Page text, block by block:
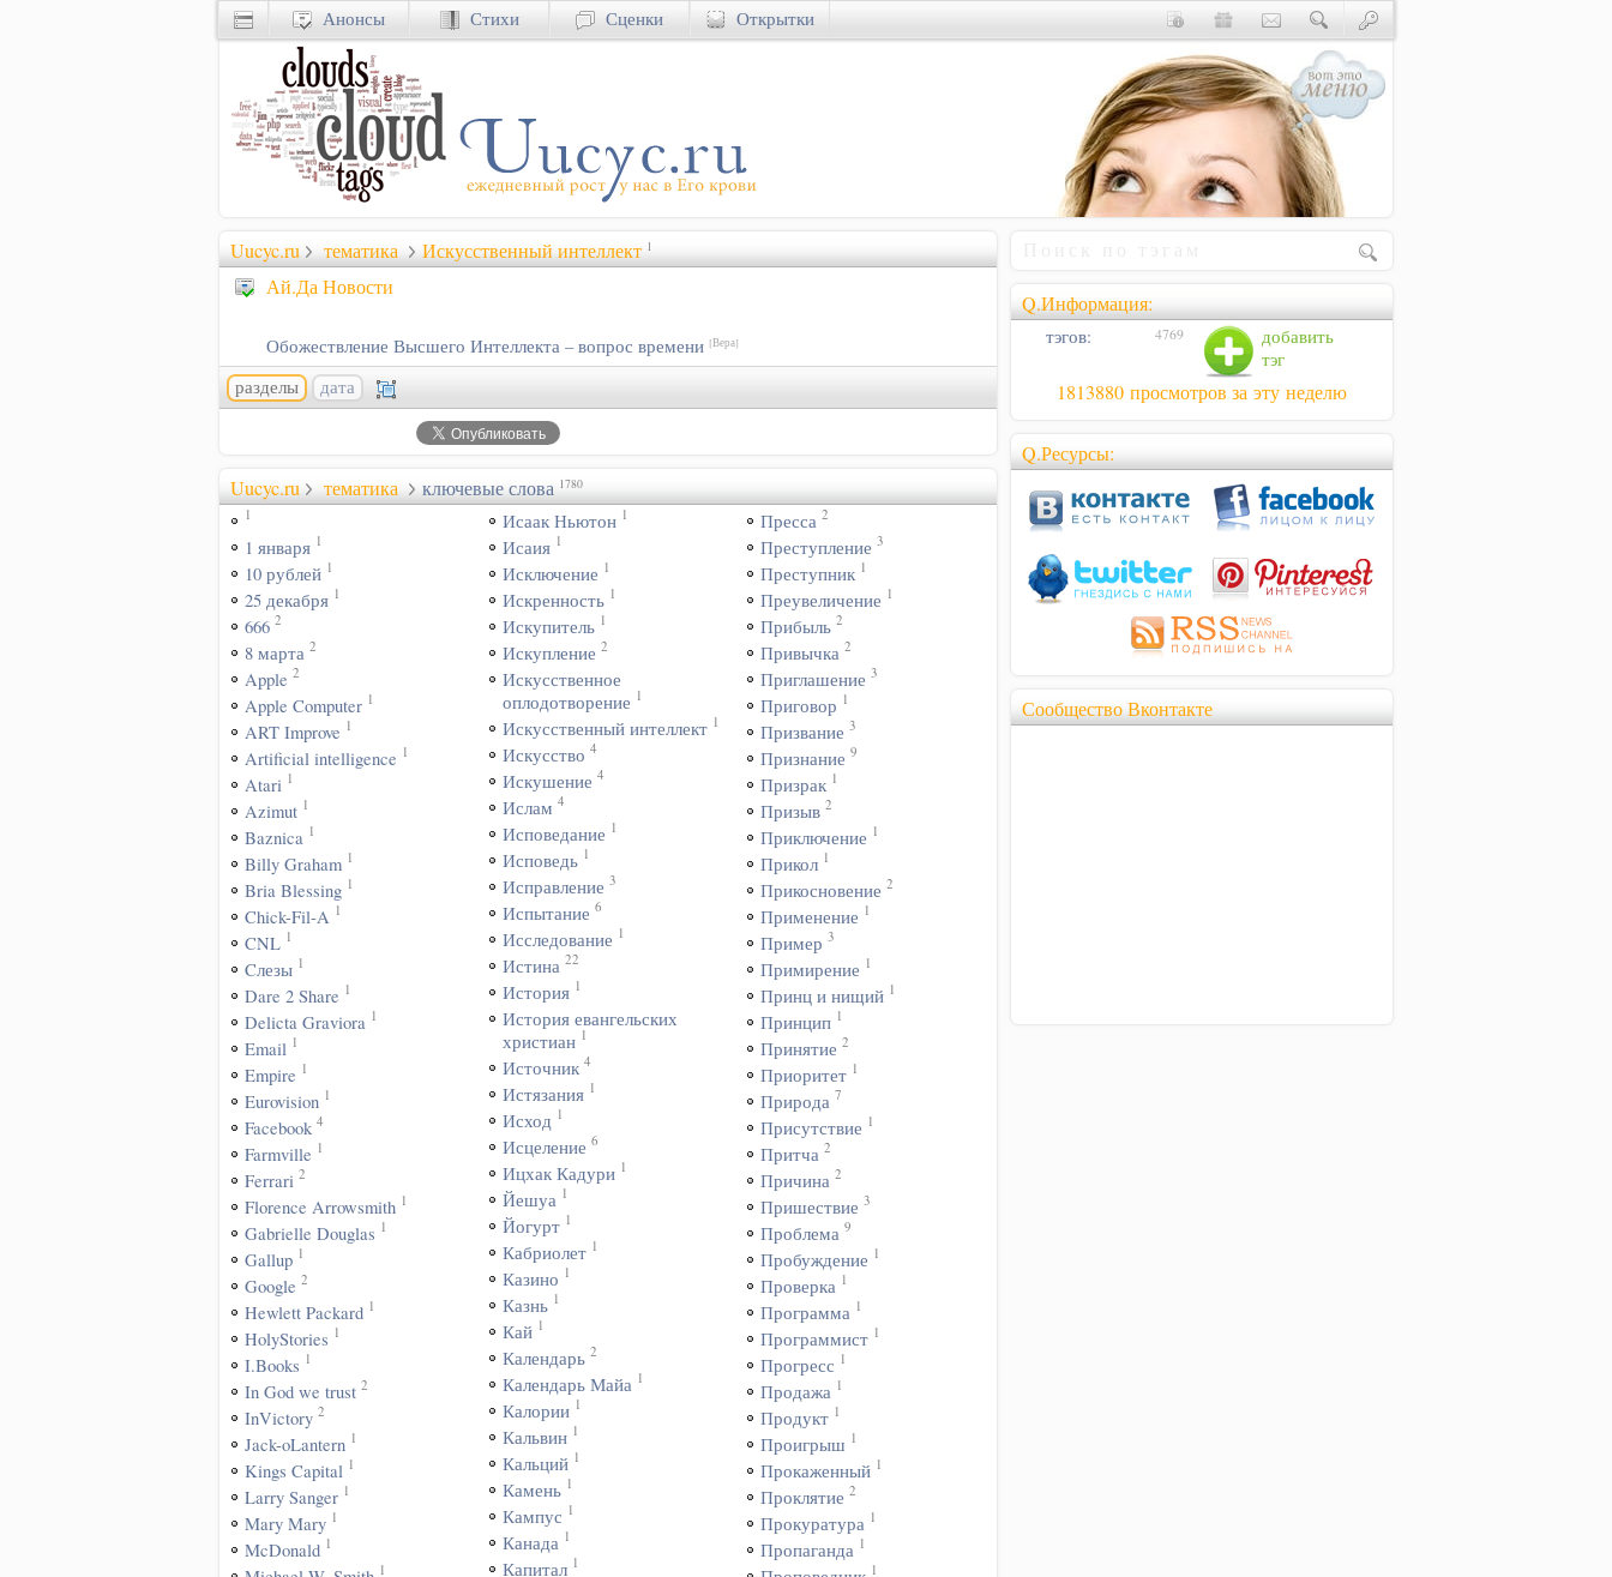
Uucyc.ru тематика Искусственный интеллект 1
Ай.Да Новости
Обожествление Высшего Интеллекта – вопрос времени [Вера]
разделы дата
Uucyc.ru тематика ключевые слова 1780
1
1 января 1
10 рублей 1
25 декабря 1
666 2
8 марта 2
Apple 2
Apple Computer 1
ART Improve 1
Artificial intelligence 1
Atari 1
Azimut 1
Baznica 1
Billy Graham 1
Bria Blessing 1
Chick-Fil-A 1
CNL 1
Cлезы 1
Dare 2 Share 1
Delicta Graviora 1
Email 1
Empire 1
Eurovision 1
Facebook 4
Farmville 1
Ferrari 2
Florence Arrowsmith 1
Gabrielle Douglas 1
Gallup 1
Google 2
Hewlett Packard 1
HolyStories 1
I.Books 1
In God we trust 2
InVictory 2
Jack-oLantern 1
Kings Capital 1
Larry Sanger 1
Mary Mary 1
McDonald 1
1
Исаак Ньютон 1
Исаия 1
Исключение 1
Искренность 1
Искупитель 1
Искупление 2
Искусственное
оплодотворение 1
Искусственный интеллект 1
Искусство 4
Искушение 4
Ислам 4
Исповедание 1
Исповедь 1
Исправление 3
Испытание 6
Исследование 1
Истина 22
История 1
История евангельских
христиан 1
Источник 4
Истязания 1
Исход 1
Исцеление 6
Ицхак Кадури 1
Йешуа 1
Йогурт 1
Кабриолет 1
Казино 1
Казнь 1
Кай 1
Календарь 2
Календарь Майа 1
Калории 1
Кальвин 1
Кальций 1
Камень 1
Кампус 1
Канада 1
Капитал 1
Пресса 2
Преступление 3
Преступник 1
Преувеличение 1
Прибыль 2
Привычка 2
Приглашение 3
Приговор 1
Призвание 3
Признание 9
Призрак 1
Призыв 2
Приключение 1
Прикол 1
Прикосновение 2
Применение 1
Пример 3
Примирение 1
Принц и нищий 1
Принцип 1
Принятие 2
Приоритет 1
Природа 7
Присутствие 1
Притча 2
Причина 2
Пришествие 3
Проблема 9
Пробуждение 1
Проверка 1
Программа 1
Программист 1
Прогресс 1
Продажа 1
Продукт 1
Проигрыш 1
Прокаженный 1
Проклятие 2
Прокуратура 1
Пропаганда 1
1
Q.Информация:
добавить
тэг
тэгов: 4769
1813880 просмотров за эту неделю
Q.Ресурсы:
Сообщество Вконтакте
Анонсы Стихи Сценки Открытки